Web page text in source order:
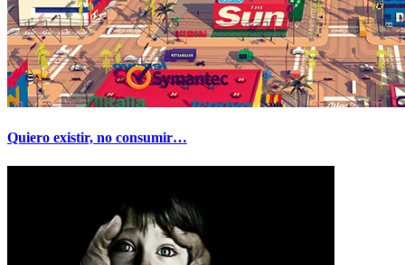
Quiero existir, no consumir…